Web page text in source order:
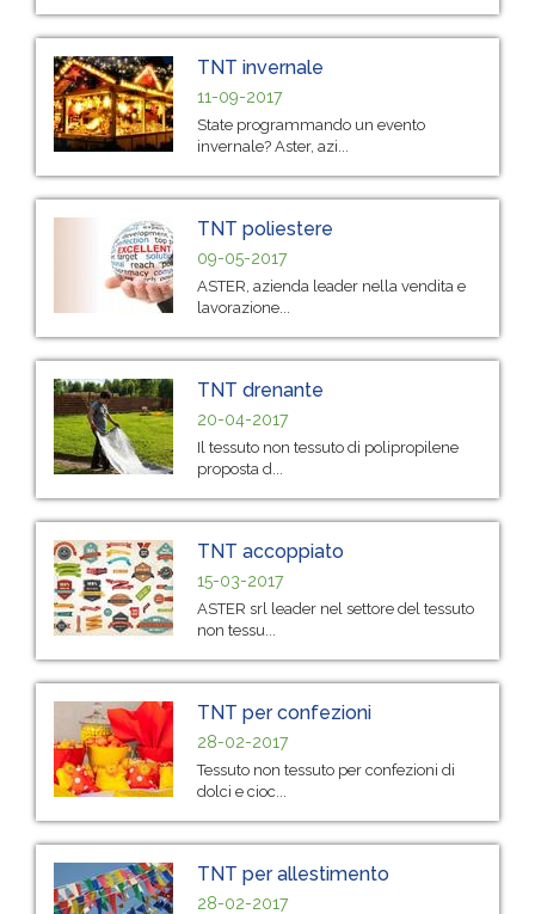
TNT invernale
11-09-2017
State programmando un evento
invernale? Aster, azi...
TNT poliestere
09-05-2017
ASTER, azienda leader nella vendita e
lavorazione...
TNT drenante
20-04-2017
Il tessuto non tessuto di polipropilene
proposta d...
TNT accoppiato
15-03-2017
ASTER srl leader nel settore del tessuto
non tessu...
TNT per confezioni
28-02-2017
Tessuto non tessuto per confezioni di
dolci e cioc...
TNT per allestimento
28-02-2017